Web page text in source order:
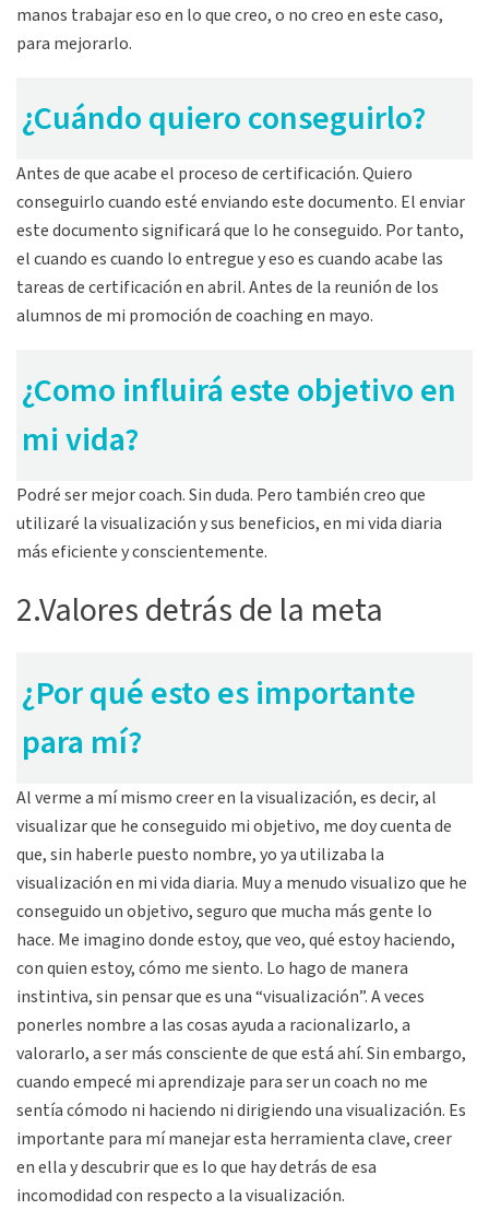
manos trabajar eso en lo que creo, o no creo en este caso,
para mejorarlo.
¿Cuándo quiero conseguirlo?
Antes de que acabe el proceso de certificación. Quiero
conseguirlo cuando esté enviando este documento. El enviar
este documento significará que lo he conseguido. Por tanto,
el cuando es cuando lo entregue y eso es cuando acabe las
tareas de certificación en abril. Antes de la reunión de los
alumnos de mi promoción de coaching en mayo.
¿Como influirá este objetivo en
mi vida?
Podré ser mejor coach. Sin duda. Pero también creo que
utilizaré la visualización y sus beneficios, en mi vida diaria
más eficiente y conscientemente.
2.Valores detrás de la meta
¿Por qué esto es importante
para mí?
Al verme a mí mismo creer en la visualización, es decir, al
visualizar que he conseguido mi objetivo, me doy cuenta de
que, sin haberle puesto nombre, yo ya utilizaba la
visualización en mi vida diaria. Muy a menudo visualizo que he
conseguido un objetivo, seguro que mucha más gente lo
hace. Me imagino donde estoy, que veo, qué estoy haciendo,
con quien estoy, cómo me siento. Lo hago de manera
instintiva, sin pensar que es una “visualización”. A veces
ponerles nombre a las cosas ayuda a racionalizarlo, a
valorarlo, a ser más consciente de que está ahí. Sin embargo,
cuando empecé mi aprendizaje para ser un coach no me
sentía cómodo ni haciendo ni dirigiendo una visualización. Es
importante para mí manejar esta herramienta clave, creer
en ella y descubrir que es lo que hay detrás de esa
incomodidad con respecto a la visualización.